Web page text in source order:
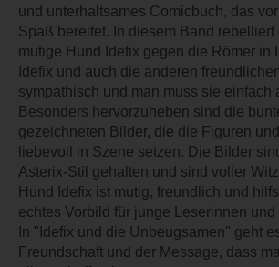
und unterhaltsames Comicbuch, das
Spaß bereitet. In diesem Band rebelliert
mutige Hund Idefix gegen die Römer in
Idefix und auch die anderen
sympathisch und man muss sie einfach
Besonders hervorzuheben sind die
gezeichneten Bilder, die die Figuren
liebevoll in Szene setzen. Die Bilder
Asterix-Stil gehalten und sind voller
Hund Idefix ist mutig, freundlich und
echtes Vorbild für junge Leserinnen und
In "Idefix und die Unbeugsamen" geht
Freundschaft und der Message, dass